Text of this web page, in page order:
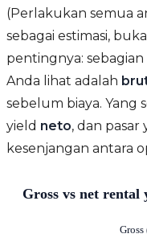
(Perlakukan semua
sebagai estimasi,
pentingnya: sebagian
Anda lihat adalah
sebelum biaya. Yang
yield neto, dan
kesenjangan antara